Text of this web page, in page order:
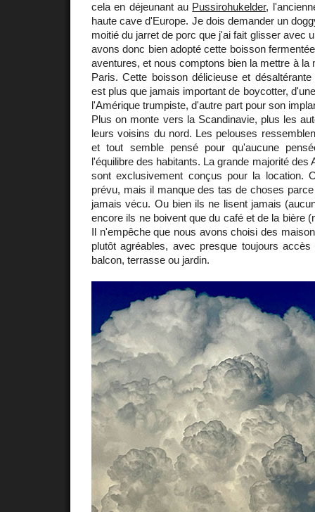
cela en déjeunant au Pussirohukelder,
haute cave d'Europe. Je dois demander un
moitié du jarret de porc que j'ai fait glisser avec
avons donc bien adopté cette boisson
aventures, et nous comptons bien la mettre à la
Paris. Cette boisson délicieuse et
est plus que jamais important de boycotter,
l'Amérique trumpiste, d'autre part pour son
Plus on monte vers la Scandinavie, plus les
leurs voisins du nord. Les pelouses
et tout semble pensé pour qu'aucune
l'équilibre des habitants. La grande majorité des
sont exclusivement conçus pour la location.
prévu, mais il manque des tas de choses
jamais vécu. Ou bien ils ne lisent jamais
encore ils ne boivent que du café et de la bière
Il n'empêche que nous avons choisi des
plutôt agréables, avec presque toujours
balcon, terrasse ou jardin.